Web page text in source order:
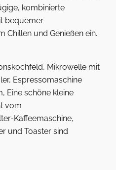
kombinierte
bequemer
Chillen und Genießen ein.
Mikrowelle mit
Espressomaschine
Eine schöne kleine
vom
Kaffeemaschine,
und Toaster sind